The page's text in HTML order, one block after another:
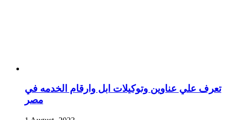
تعرف علي عناوين وتوكيلات ابل وارقام الخدمه في
مصر